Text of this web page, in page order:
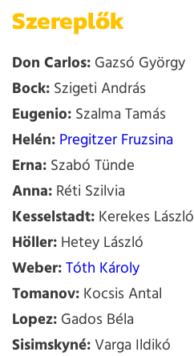
Szereplők
Don Carlos:Gazsó György
Bock:Szigeti András
Eugenio:Szalma Tamás
Helén:Pregitzer Fruzsina
Erna:Szabó Tünde
Anna:Réti Szilvia
Kesselstadt:Kerekes László
Höller:Hetey László
Weber:Tóth Károly
Tomanov:Kocsis Antal
Lopez:Gados Béla
Sisimskyné:Varga Ildikó